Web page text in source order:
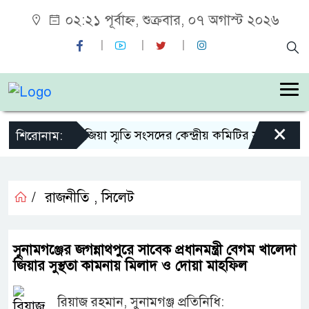
০২:২১ পূর্বাহ্ন, শুক্রবার, ০৭ অগাস্ট ২০২৬
শিরোনাম:শহীদ জিয়া স্মৃতি সংসদের কেন্দ্রীয় কমিটির সহ-সভাপতি
×
/ রাজনীতি ,সিলেট
সুনামগঞ্জের জগন্নাথপুরে সাবেক প্রধানমন্ত্রী বেগম খালেদা
জিয়ার সুস্থতা কামনায় মিলাদ ও দোয়া মাহফিল
রিয়াজ রহমান, সুনামগঞ্জ প্রতিনিধি: